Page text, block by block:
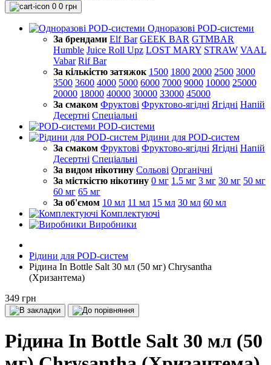
0 0 грн
Одноразові POD-системи
За брендами Elf Bar GEEK BAR GTMBAR
Humble Juice Roll Upz LOST MARY STRAW VAAL
Vabar Rif Bar
За кількістю затяжок 1500 1800 2000 2500 3000
3500 3600 4000 5000 6000 7000 9000 10000 25000
20000 18000 40000 30000 33000 45000
За смаком Фруктові Фруктово-ягідні Ягідні Напій
Десертні Спеціальні
POD-системи
Рідини для POD-систем
За смаком Фруктові Фруктово-ягідні Ягідні Напій
Десертні Спеціальні
За видом нікотину Сольові Органічні
За місткістю нікотину 0 мг 1.5 мг 3 мг 30 мг 50 мг
60 мг 65 мг
За об'ємом 10 мл 11 мл 15 мл 30 мл 60 мл
Комплектуючі
Виробники
Рідини для POD-систем
Рідина In Bottle Salt 30 мл (50 мг) Chrysantha
(Хризантема)
349 грн
Рідина In Bottle Salt 30 мл (50